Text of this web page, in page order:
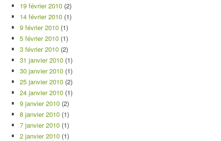
19 février 2010 (2)
14 février 2010 (1)
9 février 2010 (1)
5 février 2010 (1)
3 février 2010 (2)
31 janvier 2010 (1)
30 janvier 2010 (1)
25 janvier 2010 (2)
24 janvier 2010 (1)
9 janvier 2010 (2)
8 janvier 2010 (1)
7 janvier 2010 (1)
2 janvier 2010 (1)